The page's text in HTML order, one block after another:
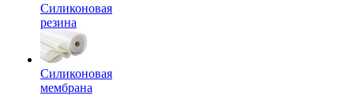
Силиконовая
резина
Силиконовая
мембрана